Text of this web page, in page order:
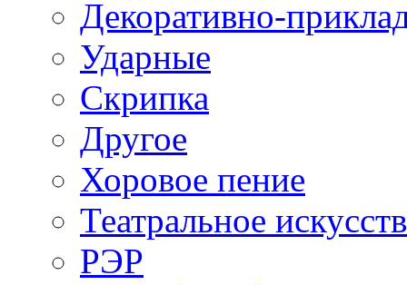
Декоративно-
Ударные
Скрипка
Другое
Хоровое пение
Театральное
РЭР